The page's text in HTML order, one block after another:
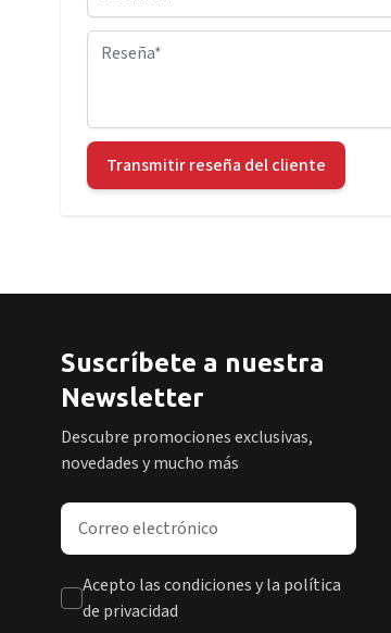
Reseña
Transmitir reseña del cliente
Suscríbete a nuestra
Newsletter
Descubre promociones exclusivas,
novedades y mucho más
Dirección de correo electrónico
Acepto las condiciones y la política
de privacidad